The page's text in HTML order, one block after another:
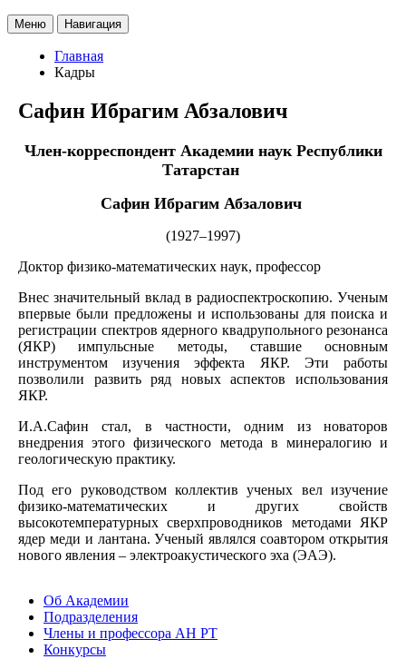
Меню Навигация
Главная
Кадры
Сафин Ибрагим Абзалович
Член-корреспондент Академии наук Республики
Татарстан
Сафин Ибрагим Абзалович
(1927–1997)
Доктор физико-математических наук, профессор
Внес значительный вклад в радиоспектроскопию. Ученым
впервые были предложены и использованы для поиска и
регистрации спектров ядерного квадрупольного резонанса
(ЯКР) импульсные методы, ставшие основным
инструментом изучения эффекта ЯКР. Эти работы
позволили развить ряд новых аспектов использования
ЯКР.
И.А.Сафин стал, в частности, одним из новаторов
внедрения этого физического метода в минералогию и
геологическую практику.
Под его руководством коллектив ученых вел изучение
физико-математических и других свойств
высокотемпературных сверхпроводников методами ЯКР
ядер меди и лантана. Ученый являлся соавтором открытия
нового явления – электроакустического эха (ЭАЭ).
Об Академии
Подразделения
Члены и профессора АН РТ
Конкурсы